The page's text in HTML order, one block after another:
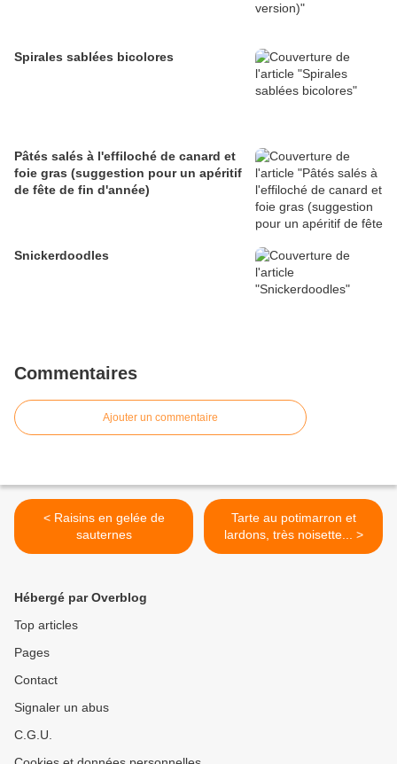
Spirales sablées bicolores
Pâtés salés à l'effiloché de canard et
foie gras (suggestion pour un apéritif
de fête de fin d'année)
Snickerdoodles
Commentaires
Ajouter un commentaire
< Raisins en gelée de
sauternes
Tarte au potimarron et
lardons, très noisette... >
Hébergé par Overblog
Top articles
Pages
Contact
Signaler un abus
C.G.U.